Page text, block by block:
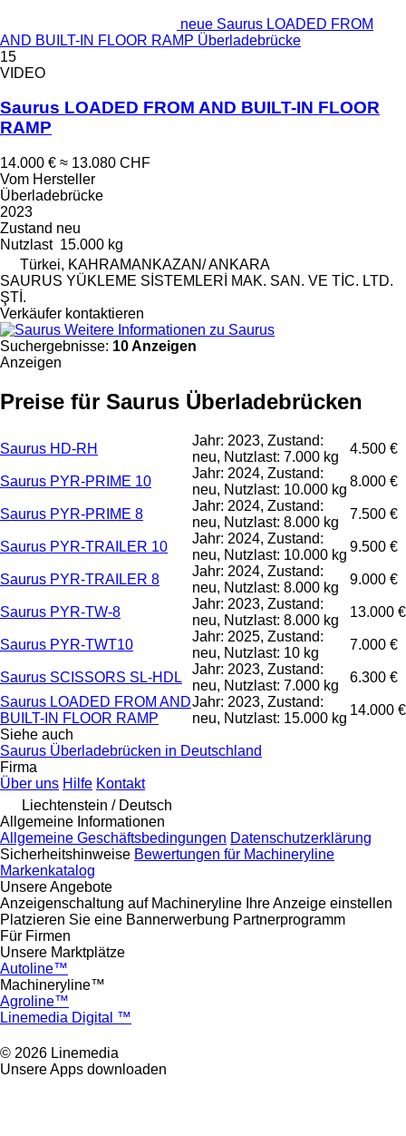
neue Saurus LOADED FROM
AND BUILT-IN FLOOR RAMP Überladebrücke
15
VIDEO
Saurus LOADED FROM AND BUILT-IN FLOOR
RAMP
14.000 € ≈ 13.080 CHF
Vom Hersteller
Überladebrücke
2023
Zustand neu
Nutzlast 15.000 kg
Türkei, KAHRAMANKAZAN/ ANKARA
SAURUS YÜKLEME SİSTEMLERİ MAK. SAN. VE TİC. LTD.
ŞTİ.
Verkäufer kontaktieren
Weitere Informationen zu Saurus
Suchergebnisse: 10 Anzeigen
Anzeigen
Preise für Saurus Überladebrücken
Saurus HD-RH
Jahr: 2023, Zustand:
neu, Nutzlast: 7.000 kg
4.500 €
Saurus PYR-PRIME 10
Jahr: 2024, Zustand:
neu, Nutzlast: 10.000 kg
8.000 €
Saurus PYR-PRIME 8
Jahr: 2024, Zustand:
neu, Nutzlast: 8.000 kg
7.500 €
Saurus PYR-TRAILER 10
Jahr: 2024, Zustand:
neu, Nutzlast: 10.000 kg
9.500 €
Saurus PYR-TRAILER 8
Jahr: 2024, Zustand:
neu, Nutzlast: 8.000 kg
9.000 €
Saurus PYR-TW-8
Jahr: 2023, Zustand:
neu, Nutzlast: 8.000 kg
13.000 €
Saurus PYR-TWT10
Jahr: 2025, Zustand:
neu, Nutzlast: 10 kg
7.000 €
Saurus SCISSORS SL-HDL
Jahr: 2023, Zustand:
neu, Nutzlast: 7.000 kg
6.300 €
Saurus LOADED FROM AND
BUILT-IN FLOOR RAMP
Jahr: 2023, Zustand:
neu, Nutzlast: 15.000 kg
14.000 €
Siehe auch
Saurus Überladebrücken in Deutschland
Firma
Über uns Hilfe Kontakt
Liechtenstein / Deutsch
Allgemeine Informationen
Allgemeine Geschäftsbedingungen Datenschutzerklärung
Sicherheitshinweise Bewertungen für Machineryline
Markenkatalog
Unsere Angebote
Anzeigenschaltung auf Machineryline Ihre Anzeige einstellen
Platzieren Sie eine Bannerwerbung Partnerprogramm
Für Firmen
Unsere Marktplätze
Autoline™
Machineryline™
Agroline™
Linemedia Digital ™
© 2026 Linemedia
Unsere Apps downloaden